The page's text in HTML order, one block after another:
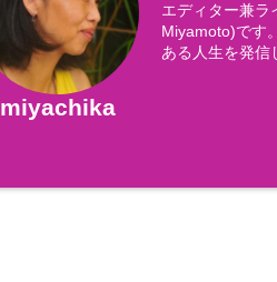
miyachika
エディター兼ラ
Miyamoto)です
ある人生を発信